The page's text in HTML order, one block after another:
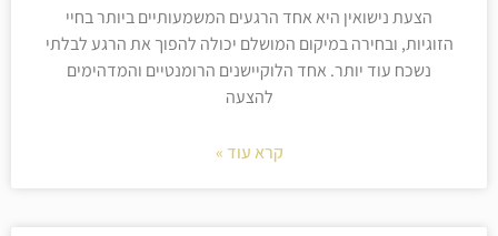
הצעת נישואין היא אחד הרגעים המשמעותיים ביותר בחיי
הזוגיות, ובחירה במיקום המושלם יכולה להפוך את הרגע לבלתי
נשכח עוד יותר. אחד הלוקיישנים הרומנטיים והמדהימים
להצעה
קרא עוד »